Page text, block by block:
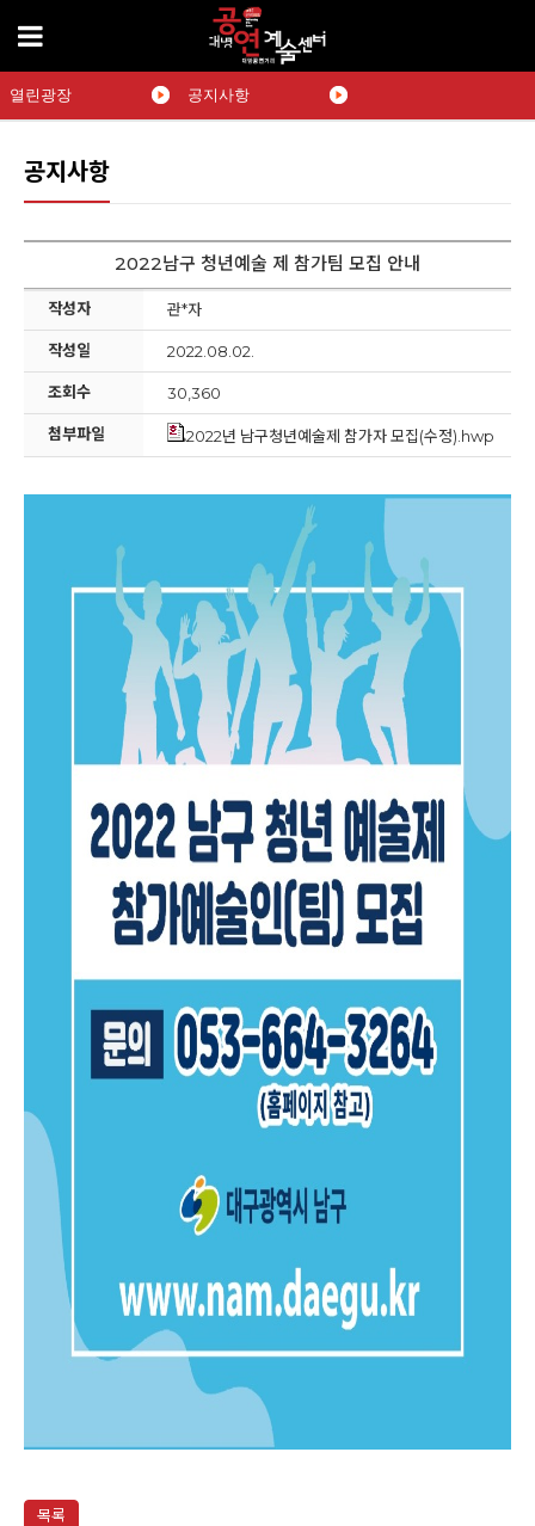
열린광장 공지사항
공지사항
2022남구 청년예술 제 참가팀 모집 안내
작성자 관*자
작성일 2022.08.02.
조회수 30,360
첨부파일 2022년 남구청년예술제 참가자 모집(수정).hwp
목록